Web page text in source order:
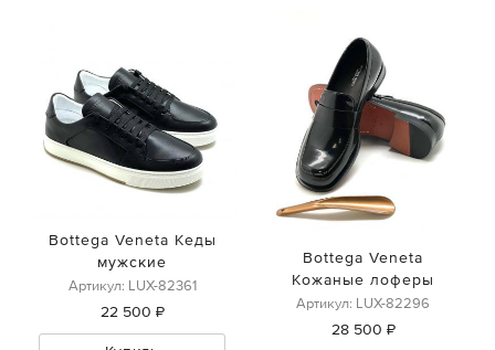
Bottega Veneta Кеды
мужские
Артикул: LUX-82361
22 500 ₽
Bottega Veneta
Кожаные лоферы
Артикул: LUX-82296
28 500 ₽